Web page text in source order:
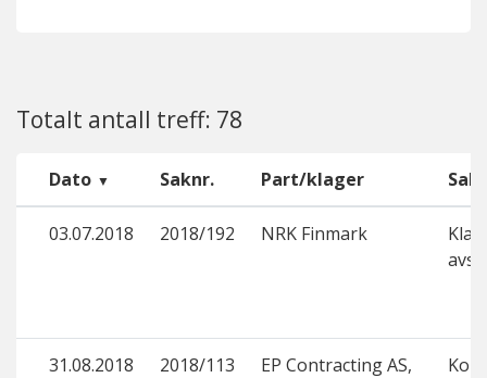
Totalt antall treff: 78
Dato Saknr. Part/klager
03.07.2018 2018/192 NRK Finmark
31.08.2018 2018/113
EP Contracting AS,